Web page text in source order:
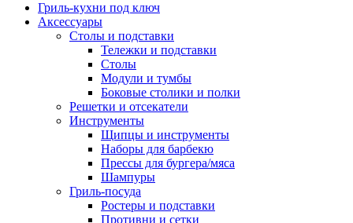
Гриль-кухни под ключ
Аксессуары
Столы и подставки
Тележки и подставки
Столы
Модули и тумбы
Боковые столики и полки
Решетки и отсекатели
Инструменты
Щипцы и инструменты
Наборы для барбекю
Прессы для бургера/мяса
Шампуры
Гриль-посуда
Ростеры и подставки
Противни и сетки